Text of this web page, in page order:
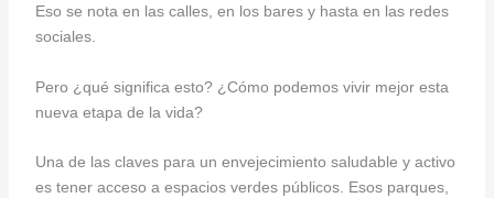
Eso se nota en las calles, en los bares y hasta en las redes
sociales.
Pero ¿qué significa esto? ¿Cómo podemos vivir mejor esta
nueva etapa de la vida?
Una de las claves para un envejecimiento saludable y activo
es tener acceso a espacios verdes públicos. Esos parques,